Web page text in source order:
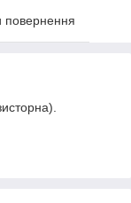
повернення